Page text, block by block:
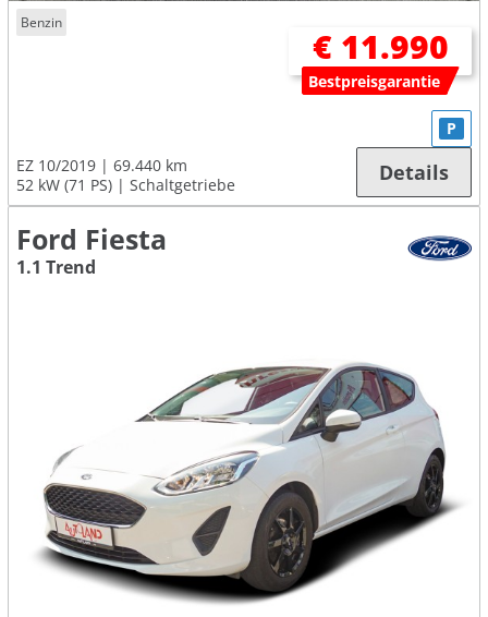
Benzin
€ 11.990
Bestpreisgarantie
EZ 10/2019
69.440 km
52 kW (71 PS)
Schaltgetriebe
P
Details
Ford Fiesta
1.1 Trend